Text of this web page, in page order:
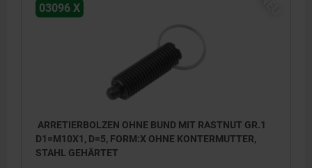
03096 X
ARRETIERBOLZEN OHNE BUND MIT RASTNUT GR.1
D1=M10X1, D=5, FORM:X OHNE KONTERMUTTER,
STAHL GEHÄRTET